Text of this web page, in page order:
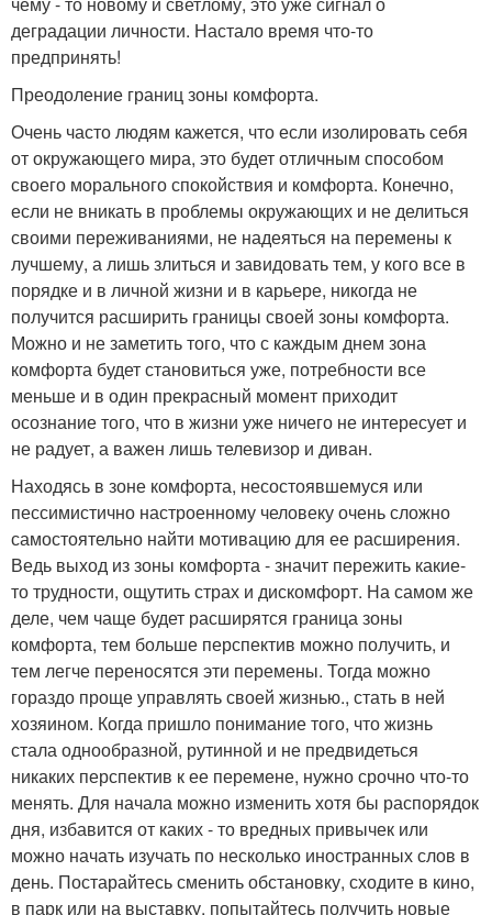
деградации личности. Настало время что-то
предпринять!
Преодоление границ зоны комфорта.
Очень часто людям кажется, что если изолировать себя
от окружающего мира, это будет отличным способом
своего морального спокойствия и комфорта. Конечно,
если не вникать в проблемы окружающих и не делиться
своими переживаниями, не надеяться на перемены к
лучшему, а лишь злиться и завидовать тем, у кого все в
порядке и в личной жизни и в карьере, никогда не
получится расширить границы своей зоны комфорта.
Можно и не заметить того, что с каждым днем зона
комфорта будет становиться уже, потребности все
меньше и в один прекрасный момент приходит
осознание того, что в жизни уже ничего не интересует и
не радует, а важен лишь телевизор и диван.
Находясь в зоне комфорта, несостоявшемуся или
пессимистично настроенному человеку очень сложно
самостоятельно найти мотивацию для ее расширения.
Ведь выход из зоны комфорта - значит пережить какие-
то трудности, ощутить страх и дискомфорт. На самом же
деле, чем чаще будет расширятся граница зоны
комфорта, тем больше перспектив можно получить, и
тем легче переносятся эти перемены. Тогда можно
гораздо проще управлять своей жизнью., стать в ней
хозяином. Когда пришло понимание того, что жизнь
стала однообразной, рутинной и не предвидеться
никаких перспектив к ее перемене, нужно срочно что-то
менять. Для начала можно изменить хотя бы распорядок
дня, избавится от каких - то вредных привычек или
можно начать изучать по несколько иностранных слов в
день. Постарайтесь сменить обстановку, сходите в кино,
в парк или на выставку, попытайтесь получить новые